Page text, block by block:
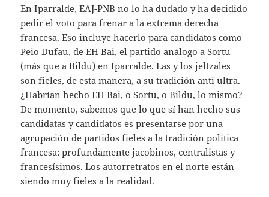
En Iparralde, EAJ-PNB no lo ha dudado y ha decidido
pedir el voto para frenar a la extrema derecha
francesa. Eso incluye hacerlo para candidatos como
Peio Dufau, de EH Bai, el partido análogo a Sortu
(más que a Bildu) en Iparralde. Las y los jeltzales
son fieles, de esta manera, a su tradición anti ultra.
¿Habrían hecho EH Bai, o Sortu, o Bildu, lo mismo?
De momento, sabemos que lo que sí han hecho sus
candidatas y candidatos es presentarse por una
agrupación de partidos fieles a la tradición política
francesa: profundamente jacobinos, centralistas y
francesísimos. Los autorretratos en el norte están
siendo muy fieles a la realidad.